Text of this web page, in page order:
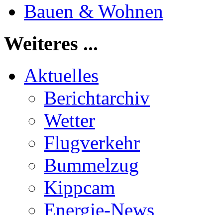
Bauen & Wohnen
Weiteres ...
Aktuelles
Berichtarchiv
Wetter
Flugverkehr
Bummelzug
Kippcam
Energie-News